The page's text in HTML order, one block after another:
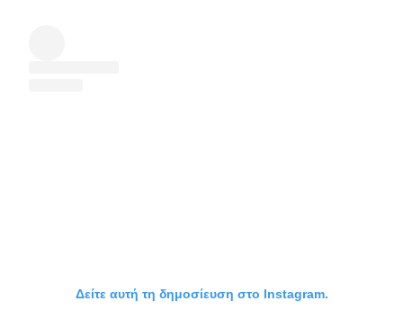
Δείτε αυτή τη δημοσίευση στο Instagram.